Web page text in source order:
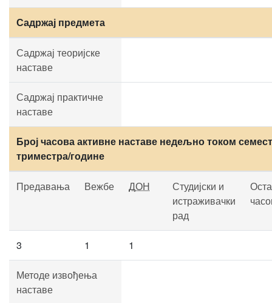
Садржај предмета
Садржај теоријске
наставе
Садржај практичне
наставе
Број часова активне наставе недељно током
триместра/године
Предавања Вежбе ДОН
Студијски и
истраживачки
рад
3 1 1
Методе извођења
наставе